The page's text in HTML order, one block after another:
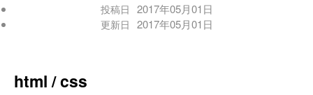
投稿日 2017年05月01日
更新日 2017年05月01日
html / css